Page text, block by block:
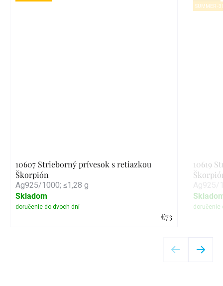
10607 Strieborný prívesok s retiazkou
Škorpión
Ag925/1000; ≤1,28 g
€73
Skladom
SUMMER -
10619